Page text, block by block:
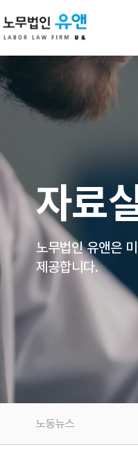
자료
노무법인 유앤은
제공합니다.
노동뉴스